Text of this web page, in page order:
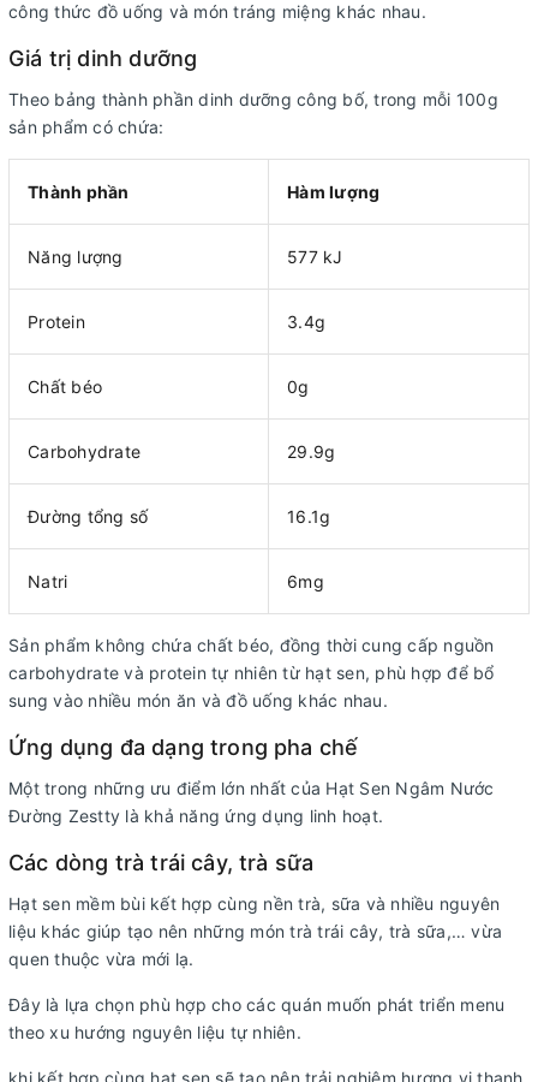
công thức đồ uống và món tráng miệng khác nhau.
Giá trị dinh dưỡng
Theo bảng thành phần dinh dưỡng công bố, trong mỗi 100g
sản phẩm có chứa:
Thành phần Hàm lượng
Năng lượng 577 kJ
Protein 3.4g
Chất béo 0g
Carbohydrate 29.9g
Đường tổng số 16.1g
Natri 6mg
Sản phẩm không chứa chất béo, đồng thời cung cấp nguồn
carbohydrate và protein tự nhiên từ hạt sen, phù hợp để bổ
sung vào nhiều món ăn và đồ uống khác nhau.
Ứng dụng đa dạng trong pha chế
Một trong những ưu điểm lớn nhất của Hạt Sen Ngâm Nước
Đường Zestty là khả năng ứng dụng linh hoạt.
Các dòng trà trái cây, trà sữa
Hạt sen mềm bùi kết hợp cùng nền trà, sữa và nhiều nguyên
liệu khác giúp tạo nên những món trà trái cây, trà sữa,… vừa
quen thuộc vừa mới lạ.
Đây là lựa chọn phù hợp cho các quán muốn phát triển menu
theo xu hướng nguyên liệu tự nhiên.
khi kết hợp cùng hạt sen sẽ tạo nên trải nghiệm hương vị thanh